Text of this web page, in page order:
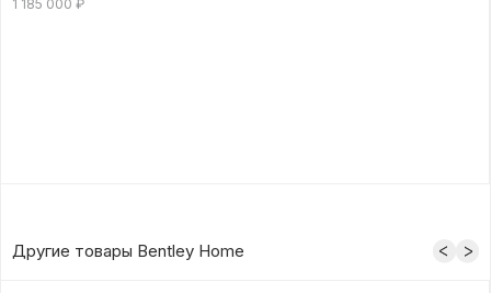
1 185 000 ₽
Другие товары Bentley Home